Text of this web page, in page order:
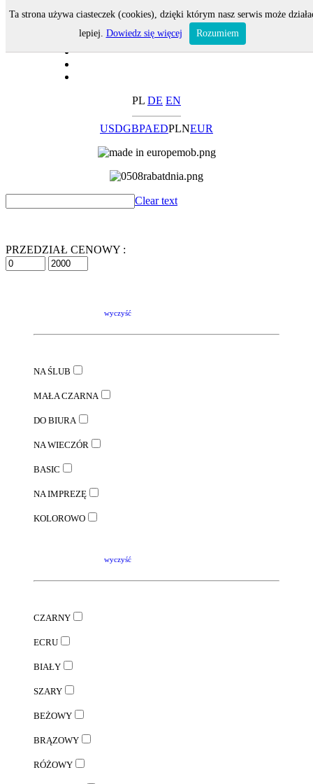
PL DE EN
USDGBPAEDPLNEUR
Clear text
PRZEDZIAŁ CENOWY :
wyczyść
NA ŚLUB
MAŁA CZARNA
DO BIURA
NA WIECZÓR
BASIC
NA IMPREZĘ
KOLOROWO
wyczyść
CZARNY
ECRU
BIAŁY
SZARY
BEŻOWY
BRĄZOWY
RÓŻOWY
Ta strona używa ciasteczek (cookies), dzięki którym nasz serwis może
lepiej. Dowiedz się więcej Rozumiem